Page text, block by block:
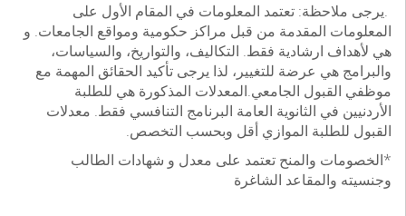
.يرجى ملاحظة: تعتمد المعلومات في المقام الأول على
المعلومات المقدمة من قبل مراكز حكومية ومواقع الجامعات. و
هي لأهداف ارشادية فقط. التكاليف، والتواريخ، والسياسات،
والبرامج هي عرضة للتغيير، لذا يرجى تأكيد الحقائق المهمة مع
موظفي القبول الجامعي.المعدلات المذكورة هي للطلبة
الأردنيين في الثانوية العامة البرنامج التنافسي فقط. معدلات
القبول للطلبة الموازي أقل وبحسب التخصص.
*الخصومات والمنح تعتمد على معدل و شهادات الطالب
وجنسيته والمقاعد الشاغرة